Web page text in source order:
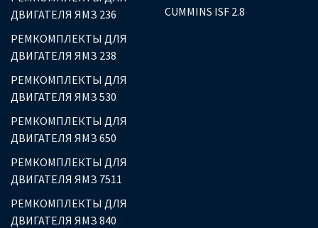
ДВИГАТЕЛЯ ЯМЗ 236
РЕМКОМПЛЕКТЫ ДЛЯ
ДВИГАТЕЛЯ ЯМЗ 238
РЕМКОМПЛЕКТЫ ДЛЯ
ДВИГАТЕЛЯ ЯМЗ 530
РЕМКОМПЛЕКТЫ ДЛЯ
ДВИГАТЕЛЯ ЯМЗ 650
РЕМКОМПЛЕКТЫ ДЛЯ
ДВИГАТЕЛЯ ЯМЗ 7511
РЕМКОМПЛЕКТЫ ДЛЯ
ДВИГАТЕЛЯ ЯМЗ 840
CUMMINS ISF 2.8